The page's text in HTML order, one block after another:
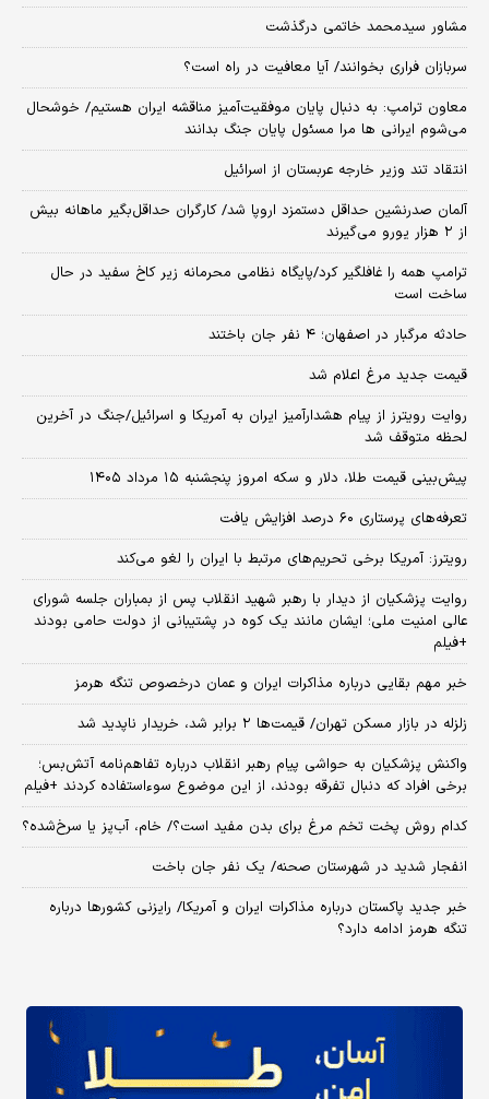
مشاور سیدمحمد خاتمی درگذشت
سربازان فراری بخوانند/ آیا معافیت در راه است؟
معاون ترامپ: به دنبال پایان موفقیت‌آمیز مناقشه ایران هستیم/ خوشحال
می‌شوم ایرانی ها مرا مسئول پایان جنگ بدانند
انتقاد تند وزیر خارجه عربستان از اسرائیل
آلمان صدرنشین حداقل دستمزد اروپا شد/ کارگران حداقل‌بگیر ماهانه بیش
از ۲ هزار یورو می‌گیرند
ترامپ همه را غافلگیر کرد/پایگاه نظامی محرمانه زیر کاخ سفید در حال
ساخت است
حادثه مرگبار در اصفهان؛ ۴ نفر جان باختند
قیمت جدید مرغ اعلام شد
روایت رویترز از پیام هشدارآمیز ایران به آمریکا و اسرائیل/جنگ در آخرین
لحظه متوقف شد
پیش‌بینی قیمت طلا، دلار و سکه امروز پنجشنبه ۱۵ مرداد ۱۴۰۵
تعرفه‌های پرستاری ۶۰ درصد افزایش یافت
رویترز: آمریکا برخی تحریم‌های مرتبط با ایران را لغو می‌کند
روایت پزشکیان از دیدار با رهبر شهید انقلاب پس از بمباران جلسه شورای
عالی امنیت ملی؛ ایشان مانند یک کوه در پشتیبانی از دولت حامی بودند
+فیلم
خبر مهم بقایی درباره مذاکرات ایران و عمان درخصوص تنگه هرمز
زلزله در بازار مسکن تهران/ قیمت‌ها ۲ برابر شد، خریدار ناپدید شد
واکنش پزشکیان به حواشی پیام رهبر انقلاب درباره تفاهم‌نامه آتش‌بس؛
برخی افراد که دنبال تفرقه بودند، از این موضوع سوءاستفاده کردند +فیلم
کدام روش پخت تخم مرغ برای بدن مفید است؟/ خام، آب‌پز یا سرخ‌شده؟
انفجار شدید در شهرستان صحنه/ یک نفر جان باخت
خبر جدید پاکستان درباره مذاکرات ایران و آمریکا/ رایزنی کشورها درباره
تنگه هرمز ادامه دارد؟